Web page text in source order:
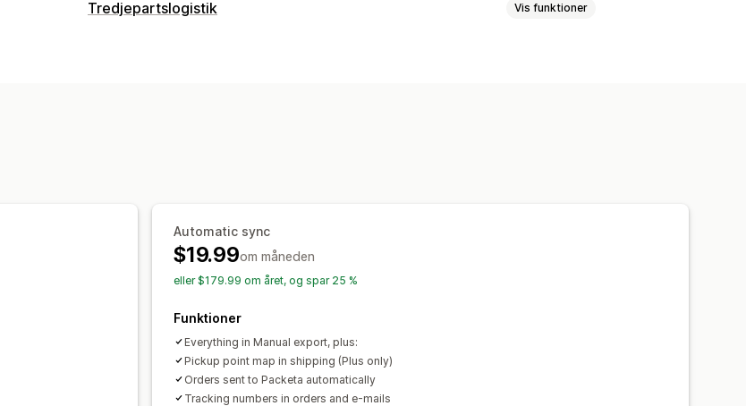
Leveringsmuligheder
Tredjepartslogistik Vis funktioner
Automatic sync
$19.99om måneden
eller $179.99 om året, og spar 25 %
Funktioner
Everything in Manual export, plus:
Pickup point map in shipping (Plus only)
Orders sent to Packeta automatically
Tracking numbers in orders and e-mails